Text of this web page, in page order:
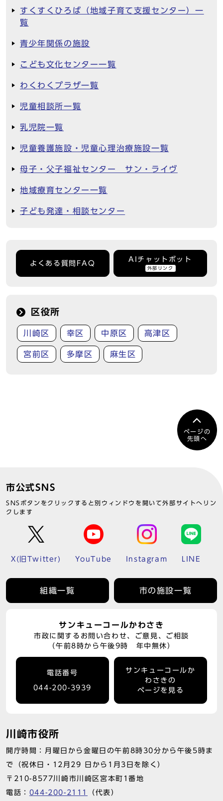
すくすくひろば（地域子育て支援センター）一
覧
青少年関係の施設
こども文化センター一覧
わくわくプラザ一覧
児童相談所一覧
乳児院一覧
児童養護施設・児童心理治療施設一覧
母子・父子福祉センター サン・ライヴ
地域療育センター一覧
子ども発達・相談センター
よくある質問FAQ
AIチャットボット
外部リンク
区役所
川崎区 幸区 中原区 高津区
宮前区 多摩区 麻生区
ページの
先頭へ
市公式SNS
SNSボタンをクリックすると別ウィンドウを開いて外部サイトへリン
クします
X(旧Twitter) YouTube Instagram LINE
組織一覧 市の施設一覧
サンキューコールかわさき
市政に関するお問い合わせ、ご意見、ご相談
（午前8時から午後9時 年中無休）
電話番号
044-200-3939
サンキューコールか
わさきの
ページを見る
川崎市役所
開庁時間：月曜日から金曜日の午前8時30分から午後5時ま
で（祝休日・12月29 日から1月3日を除く）
〒210-8577川崎市川崎区宮本町1番地
電話： 044-200-2111 （代表）